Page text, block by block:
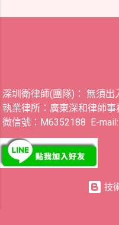
深圳衛律師(團隊)： 無須
執業律所：廣東深和律師事
微信號：M6352188 E-
技